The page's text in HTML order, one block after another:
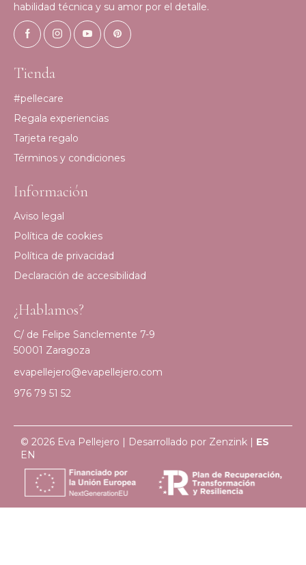
habilidad técnica y su amor por el detalle.
Tienda
#pellecare
Regala experiencias
Tarjeta regalo
Términos y condiciones
Información
Aviso legal
Política de cookies
Política de privacidad
Declaración de accesibilidad
¿Hablamos?
C/ de Felipe Sanclemente 7-9
50001 Zaragoza
evapellejero@evapellejero.com
976 79 51 52
© 2026 Eva Pellejero | Desarrollado por Zenzink | ES
EN